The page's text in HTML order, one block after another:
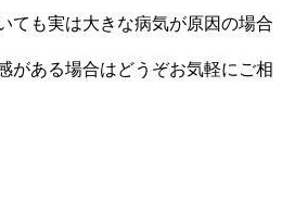
ても実は大きな病気が原因の場合
がある場合はどうぞお気軽にご相